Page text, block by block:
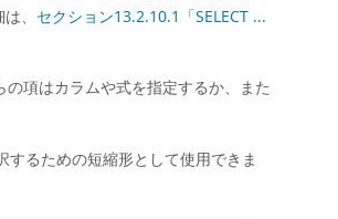
、 セクション13.2.10.1「SELECT ...
項はカラムや式を指定するか、また
るための短縮形として使用できま